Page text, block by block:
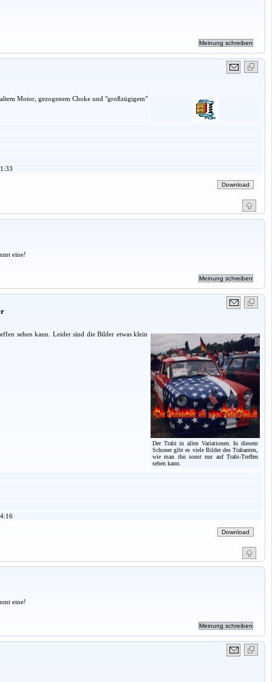
Motor, gezogenem Choke und "großzügigem"
eine!
Der Trabi in allen Variationen. In diesem
Schoner gibt es viele Bilder des Trabanten,
wie man ihn sonst nur auf Trabi-Treffen
sehen kann.
sehen kann. Leider sind die Bilder etwas klein
eine!